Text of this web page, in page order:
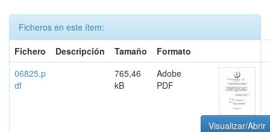
Ficheros en este ítem:
Fichero
Descripción Tamaño
Formato
06825.p
df
765,46
kB
Adobe
PDF
Visualizar/Abrir